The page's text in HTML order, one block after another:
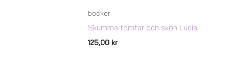
böcker
Skumma tomtar och skön Lucia
125,00 kr